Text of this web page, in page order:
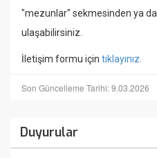
"mezunlar" sekmesinden ya da
ulaşabilirsiniz.
İletişim formu için tıklayınız.
Son Güncelleme Tarihi: 9.03.2026
Duyurular